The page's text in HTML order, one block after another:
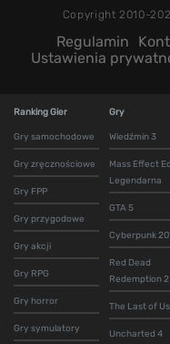
Copyright 2010-
Regulamin
Ustawienia
Ranking Gier
Gry samochodowe
Gry zręcznościowe
Gry FPP
Gry przygodowe
Gry akcji
Gry RPG
Gry horror
Gry symulatory
Gry
Wiedźmin 3
Mass Effect
Legendarna
GTA 5
Cyberpunk
Red Dead
Redemption 2
The Last of
Uncharted 4